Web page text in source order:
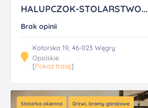
HALUPCZOK-STOLARSTWO...
Brak opinii
Kotorska 19, 46-023 Węgry
Opolskie
[Pokaż trasę]
Stolarka okienna Drzwi, bramy garażowe